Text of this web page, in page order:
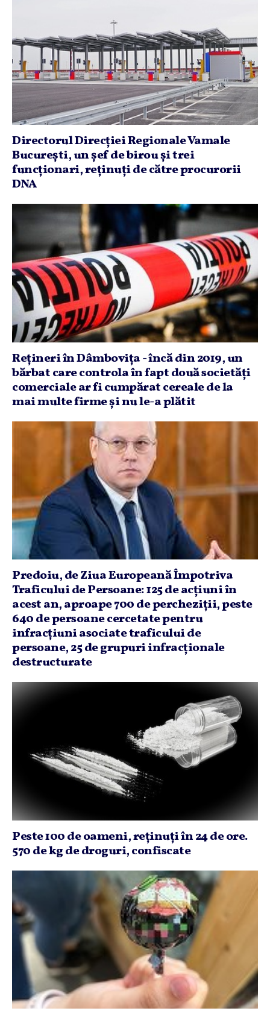
Directorul Direcţiei Regionale Vamale
Bucureşti, un şef de birou şi trei
funcţionari, reţinuţi de către procurorii
DNA
Reţineri în Dâmboviţa - încă din 2019, un
bărbat care controla în fapt două societăţi
comerciale ar fi cumpărat cereale de la
mai multe firme şi nu le-a plătit
Predoiu, de Ziua Europeană Împotriva
Traficului de Persoane: 125 de acţiuni în
acest an, aproape 700 de percheziţii, peste
640 de persoane cercetate pentru
infracţiuni asociate traficului de
persoane, 25 de grupuri infracţionale
destructurate
Peste 100 de oameni, reţinuţi în 24 de ore.
570 de kg de droguri, confiscate